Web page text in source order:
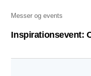
Messer og events
Inspirationsevent: